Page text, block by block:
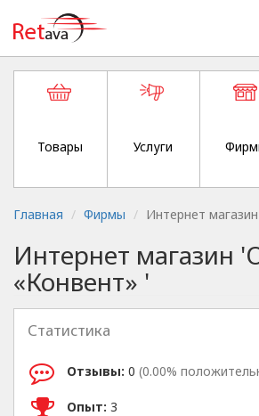
Товары Услуги
Главная Фирмы Интернет
Интернет магазин
«Конвент» '
Статистика
Отзывы: 0 (0.00%
Опыт: 3